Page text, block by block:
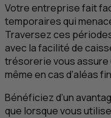
Votre entreprise fait
temporaires qui
Traversez ces
avec la facilité de
trésorerie vous
même en cas d’aléas
Bénéficiez d’un
que lorsque vous